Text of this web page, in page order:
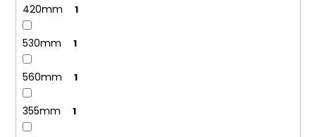
420mm 1
530mm 1
560mm 1
355mm 1